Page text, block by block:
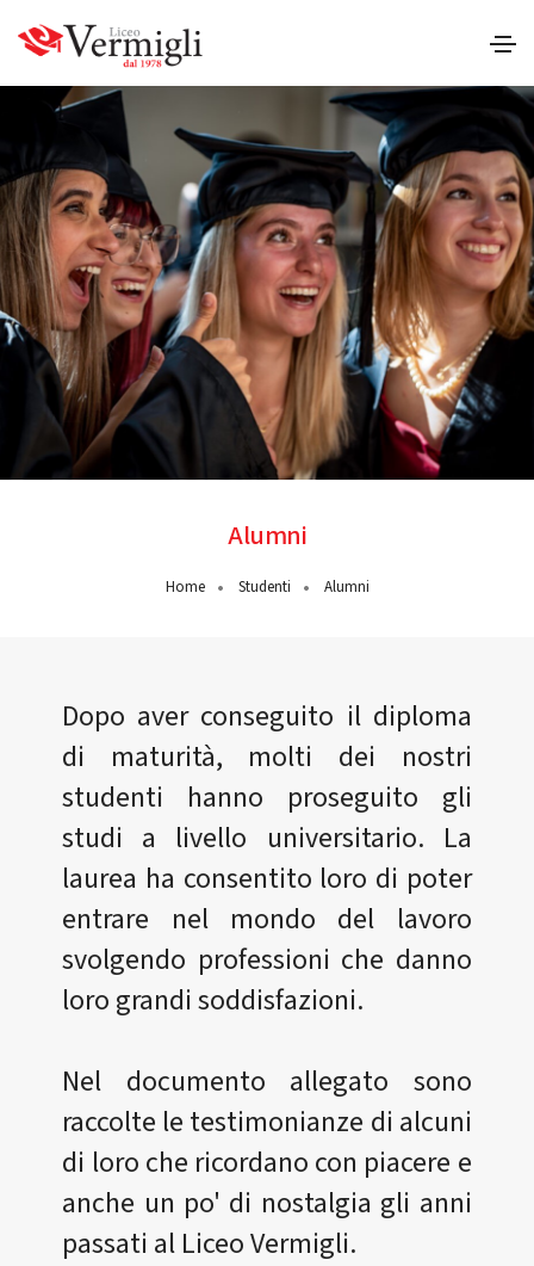
Alumni
Home Studenti Alumni
Dopo aver conseguito il diploma
di maturità, molti dei nostri
studenti hanno proseguito gli
studi a livello universitario. La
laurea ha consentito loro di poter
entrare nel mondo del lavoro
svolgendo professioni che danno
loro grandi soddisfazioni.
Nel documento allegato sono
raccolte le testimonianze di alcuni
di loro che ricordano con piacere e
anche un po' di nostalgia gli anni
passati al Liceo Vermigli.